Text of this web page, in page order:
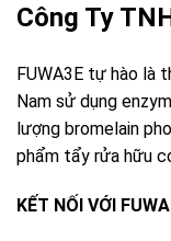
Công Ty
FUWA3E tự hào là
Nam sử dụng
lượng bromelain
phẩm tẩy rửa hữu
KẾT NỐI VỚI